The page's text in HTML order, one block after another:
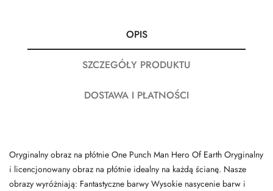
OPIS
SZCZEGÓŁY PRODUKTU
DOSTAWA I PŁATNOŚCI
Oryginalny obraz na płótnie One Punch Man Hero Of Earth Oryginalny
i licencjonowany obraz na płótnie idealny na każdą ścianę. Nasze
obrazy wyróżniają: Fantastyczne barwy Wysokie nasycenie barw i